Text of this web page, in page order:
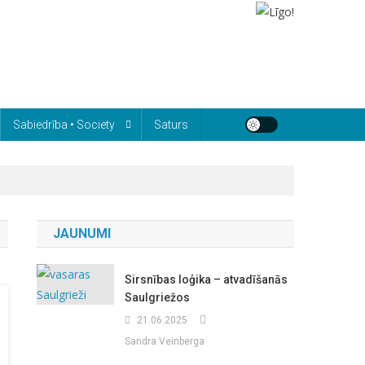
Sabiedrība • Society Saturs
JAUNUMI
Sirsnības loģika – atvadīšanās
Saulgriežos
21.06.2025
Sandra Veinberga